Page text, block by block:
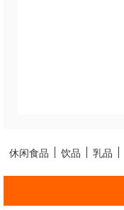
休闲食品 饮品 乳品